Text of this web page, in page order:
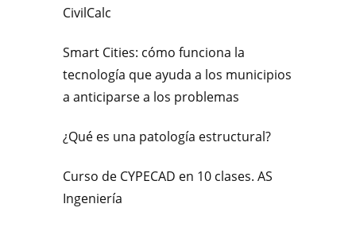
CivilCalc
Smart Cities: cómo funciona la
tecnología que ayuda a los municipios
a anticiparse a los problemas
¿Qué es una patología estructural?
Curso de CYPECAD en 10 clases. AS
Ingeniería